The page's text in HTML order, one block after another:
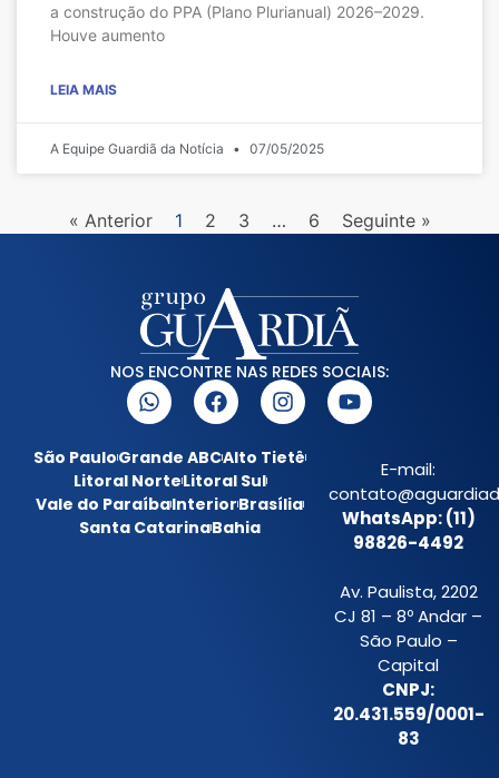
a construção do PPA (Plano Plurianual) 2026–2029.
Houve aumento
LEIA MAIS
A Equipe Guardiã da Notícia 07/05/2025
« Anterior 1 2 3 … 6 Seguinte »
NOS ENCONTRE NAS REDES SOCIAIS:
São PauloGrande ABCAlto Tietê
Litoral NorteLitoral Sul
Vale do ParaíbaInteriorBrasília
Santa CatarinaBahia
E-mail:
WhatsApp: (11)
98826-4492
Av. Paulista, 2202
CJ 81 – 8º Andar –
São Paulo –
Capital
CNPJ:
20.431.559/0001-
83